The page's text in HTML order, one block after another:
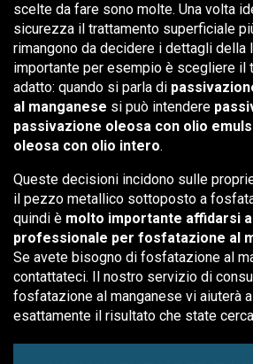
scelte da fare sono molte. Una volta
sicurezza il trattamento superficiale
rimangono da decidere i dettagli della
importante per esempio è scegliere il
adatto: quando si parla di
al manganese si può intendere
passivazione oleosa con olio
oleosa con olio intero.
Queste decisioni incidono sulle
il pezzo metallico sottoposto a
quindi è molto importante affidarsi
professionale per fosfatazione al
Se avete bisogno di fosfatazione al
contattateci. Il nostro servizio di
fosfatazione al manganese vi aiuterà
esattamente il risultato che state